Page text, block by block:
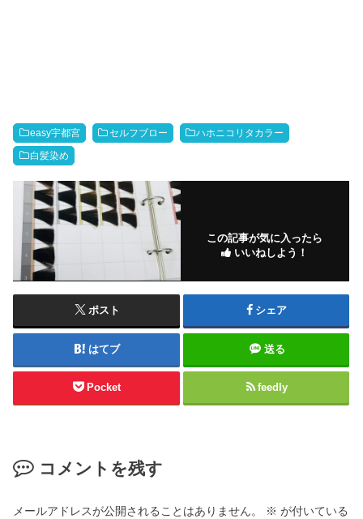
easy宇都宮 セルフブロー ハホニコリタカラー
白髪染め
この記事が気に入ったら
いいねしよう！
ポスト シェア
はてブ 送る
Pocket feedly
コメントを残す
メールアドレスが公開されることはありません。 ※ が付いている